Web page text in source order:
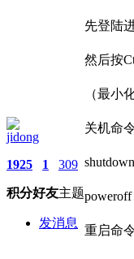
jidong
1925
积分
1
好友
309
主题
发消息
先登陆
然后按
（最小
关机命
重启命